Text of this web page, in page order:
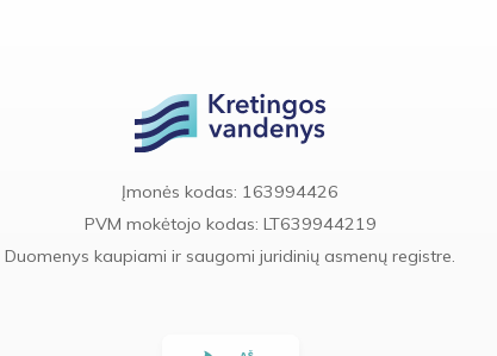
Įmonės kodas: 163994426
PVM mokėtojo kodas: LT639944219
Duomenys kaupiami ir saugomi juridinių asmenų registre.